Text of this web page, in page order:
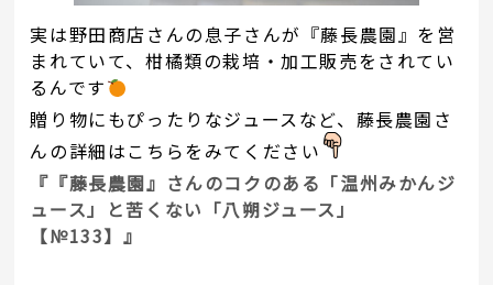
実は野田商店さんの息子さんが『藤長農園』を営
まれていて、柑橘類の栽培・加工販売をされてい
るんです
贈り物にもぴったりなジュースなど、藤長農園さ
んの詳細はこちらをみてください
『『藤長農園』さんのコクのある「温州みかんジ
ュース」と苦くない「八朔ジュース」
【№133】』